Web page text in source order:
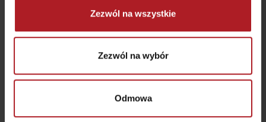
Zezwól na wszystkie
Zezwól na wybór
Odmowa
Restauracja Resort
Restauracja Strachan
Family Jasná
wszystkie miejsca do jedzenia i picia